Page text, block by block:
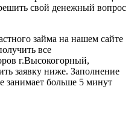
свой денежный вопрос
займа на нашем сайте
все
г.Высокогорный,
заявку ниже. Заполнение
занимает больше 5 минут